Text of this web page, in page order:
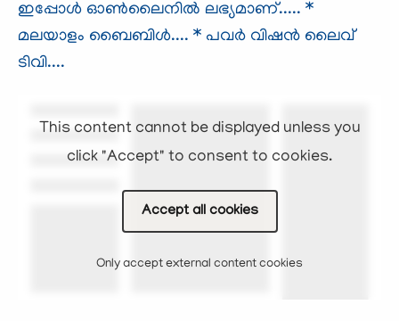
ഇപ്പോള്‍ ഓണ്‍ലൈനില്‍ ലഭ്യമാണ്..... *
മലയാളം ബൈബിള്‍.... * പവര്‍ വിഷന്‍ ലൈവ്
ടിവി....
This content cannot be displayed unless you
click "Accept" to consent to cookies.
Accept all cookies
Only accept external content cookies